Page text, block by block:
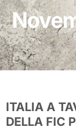
ITALIA A
DELLA FIC